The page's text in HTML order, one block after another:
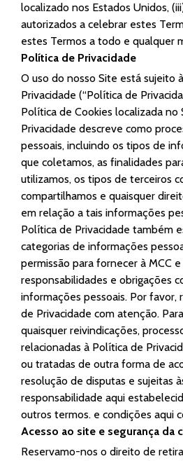
localizado nos Estados Unidos,
autorizados a celebrar estes
estes Termos a todo e qualquer
Política de Privacidade
O uso do nosso Site está sujeito
Privacidade (“Política de
Política de Cookies localizada no
Privacidade descreve como
pessoais, incluindo os tipos de
que coletamos, as finalidades
utilizamos, os tipos de terceiros
compartilhamos e quaisquer
em relação a tais informações
Política de Privacidade também
categorias de informações
permissão para fornecer à MCC e
responsabilidades e obrigações
informações pessoais. Por favor,
de Privacidade com atenção.
quaisquer reivindicações,
relacionadas à Política de
ou tratadas de outra forma de
resolução de disputas e sujeitas
responsabilidade aqui
outros termos. e condições aqui
Acesso ao site e segurança da
Reservamo-nos o direito de